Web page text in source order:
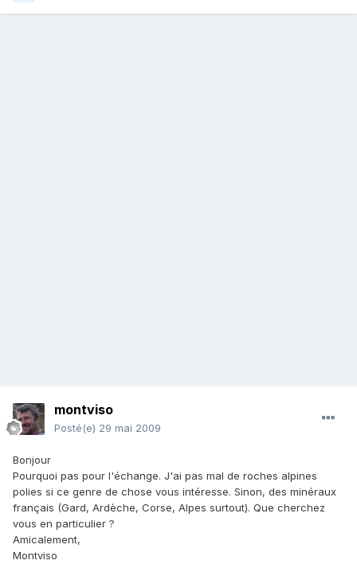
montviso
Posté(e) 29 mai 2009
Bonjour
Pourquoi pas pour l'échange. J'ai pas mal de roches alpines
polies si ce genre de chose vous intéresse. Sinon, des minéraux
français (Gard, Ardèche, Corse, Alpes surtout). Que cherchez
vous en particulier ?
Amicalement,
Montviso